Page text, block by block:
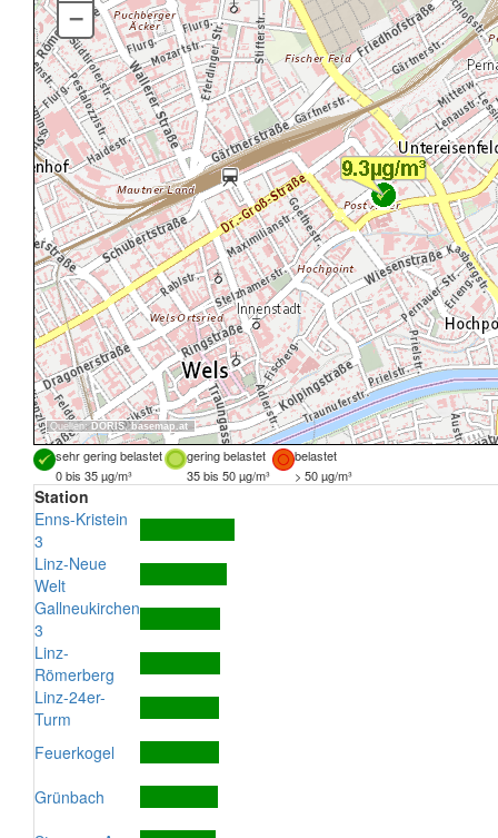
Quellen: DORIS, basemap.at
–
sehr gering belastet gering belastet
belastet
0 bis 35 µg/m³
35 bis 50 µg/m³ > 50 µg/m³
Station
Enns-Kristein
3
Linz-Neue
Welt
Gallneukirchen
3
Linz-
Römerberg
Linz-24er-
Turm
Feuerkogel
Grünbach